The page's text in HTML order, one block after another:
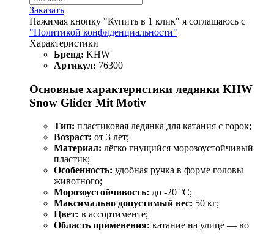
Заказать
Нажимая кнопку "Купить в 1 клик" я соглашаюсь с
"Политикой конфиденциальности"
Характеристики
Бренд: KHW
Артикул: 76300
Основные характеристики ледянки KHW
Snow Glider Mit Motiv
Тип: пластиковая ледянка для катания с горок;
Возраст: от 3 лет;
Материал: лёгко гнущийся морозоустойчивый
пластик;
Особенность: удобная ручка в форме головы
животного;
Морозоустойчивость: до -20 °C;
Максимально допустимый вес: 50 кг;
Цвет: в ассортименте;
Область применения: катание на улице — во